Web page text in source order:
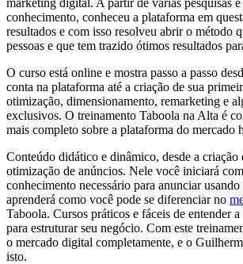
conhecimento, conheceu a plataforma em
resultados e com isso resolveu abrir o método
pessoas e que tem trazido ótimos resultados
O curso está online e mostra passo a passo
conta na plataforma até a criação de sua
otimização, dimensionamento, remarketing e
exclusivos. O treinamento Taboola na Alta é
mais completo sobre a plataforma do mercado
Conteúdo didático e dinâmico, desde a criação
otimização de anúncios. Nele você iniciará
conhecimento necessário para anunciar
aprenderá como você pode se diferenciar no
Taboola. Cursos práticos e fáceis de entender a
para estruturar seu negócio. Com este
o mercado digital completamente, e o
isto.